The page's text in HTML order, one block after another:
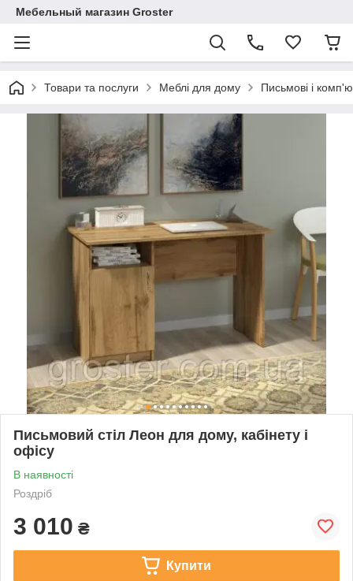
Мебельный магазин Groster
Товари та послуги Меблі для дому Письмові і
Письмовий стіл Леон для дому, кабінету і
офісу
В наявності
Роздріб
3 010 ₴
Купити